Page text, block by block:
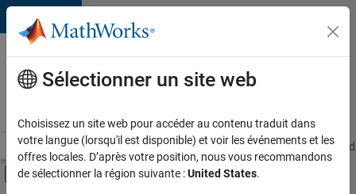
Passer au contenu
Votre
carrière
chez
Accueil Explorer nos opportunités Adresses de nos bureaux
Activer/désactiver l'affichage du menu
Contenu principal
Sélectionner un site web
Choisissez un site web pour accéder au contenu traduit dans
votre langue (lorsqu'il est disponible) et voir les événements et les
offres locales. D’après votre position, nous vous recommandons
de sélectionner la région suivante :United States.